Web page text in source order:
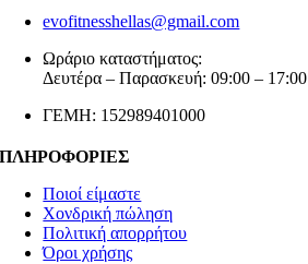
evofitnesshellas@gmail.com
Ωράριο καταστήματος:
Δευτέρα – Παρασκευή: 09:00 – 17:00
ΓΕΜΗ: 152989401000
ΠΛΗΡΟΦΟΡΙΕΣ
Ποιοί είμαστε
Χονδρική πώληση
Πολιτική απορρήτου
Όροι χρήσης